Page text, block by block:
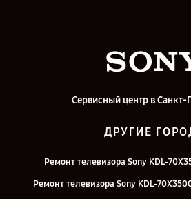
Сервисный центр в Санкт-
ДРУГИЕ
Ремонт телевизора Sony KDL-
Ремонт телевизора Sony KDL-